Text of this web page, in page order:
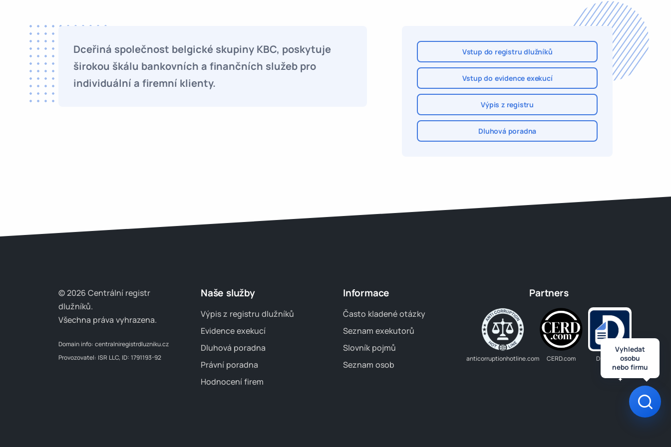
Dceřiná společnost belgické skupiny KBC, poskytuje
širokou škálu bankovních a finančních služeb pro
individuální a firemní klienty.
Vstup do registru dlužníků
Vstup do evidence exekucí
Výpis z registru
Dluhová poradna
© 2026 Centrální registr
dlužníků.
Všechna práva vyhrazena.
Domain info: centralniregistrdluzniku.cz
Provozovatel: ISR LLC, ID: 1791193-92
Naše služby
Výpis z registru dlužníků
Evidence exekucí
Dluhová poradna
Právní poradna
Hodnocení firem
Informace
Často kladené otázky
Seznam exekutorů
Slovník pojmů
Seznam osob
Partners
anticorruptionhotline.com CERD.com Dlužník.cz
Vyhledat
osobu
nebo firmu